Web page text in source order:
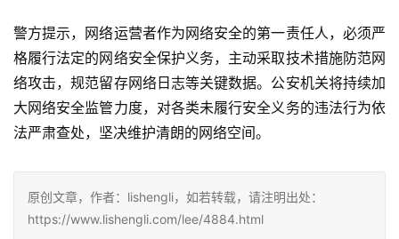
警方提示，网络运营者作为网络安全的第一责任人，必须严
格履行法定的网络安全保护义务，主动采取技术措施防范网
络攻击，规范留存网络日志等关键数据。公安机关将持续加
大网络安全监管力度，对各类未履行安全义务的违法行为依
法严肃查处，坚决维护清朗的网络空间。
原创文章，作者：lishengli，如若转载，请注明出处：
https://www.lishengli.com/lee/4884.html